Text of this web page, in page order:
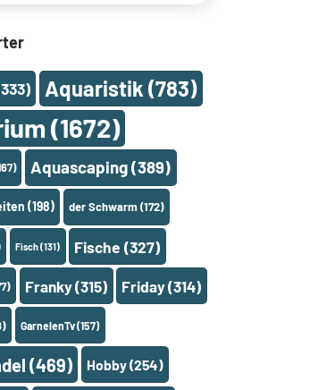
Aquaristik (783)
(1672)
Aquascaping(389)
(198) der Schwarm(172)
Fisch(131) Fische (327)
Franky(315) Friday(314)
GarnelenTv(157)
(469) Hobby(254)